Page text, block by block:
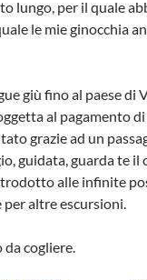
lungo, per il quale
le mie ginocchia
giù fino al paese di
al pagamento
grazie ad un
guidata, guarda te il
alle infinite
altre escursioni.
da cogliere.